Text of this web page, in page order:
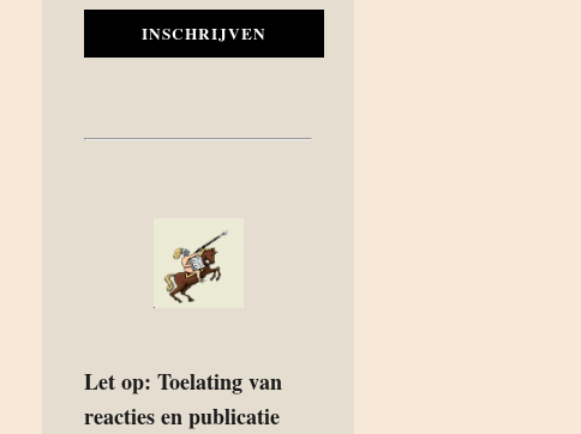
INSCHRIJVEN
Let op: Toelating van
reacties en publicatie